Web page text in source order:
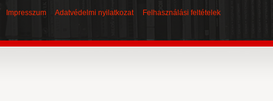
Impresszum Adatvédelmi nyilatkozat Felhasználási feltételek